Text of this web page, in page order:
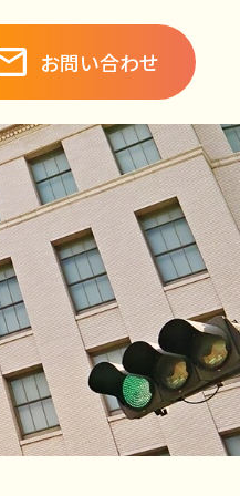
お問い合わせ